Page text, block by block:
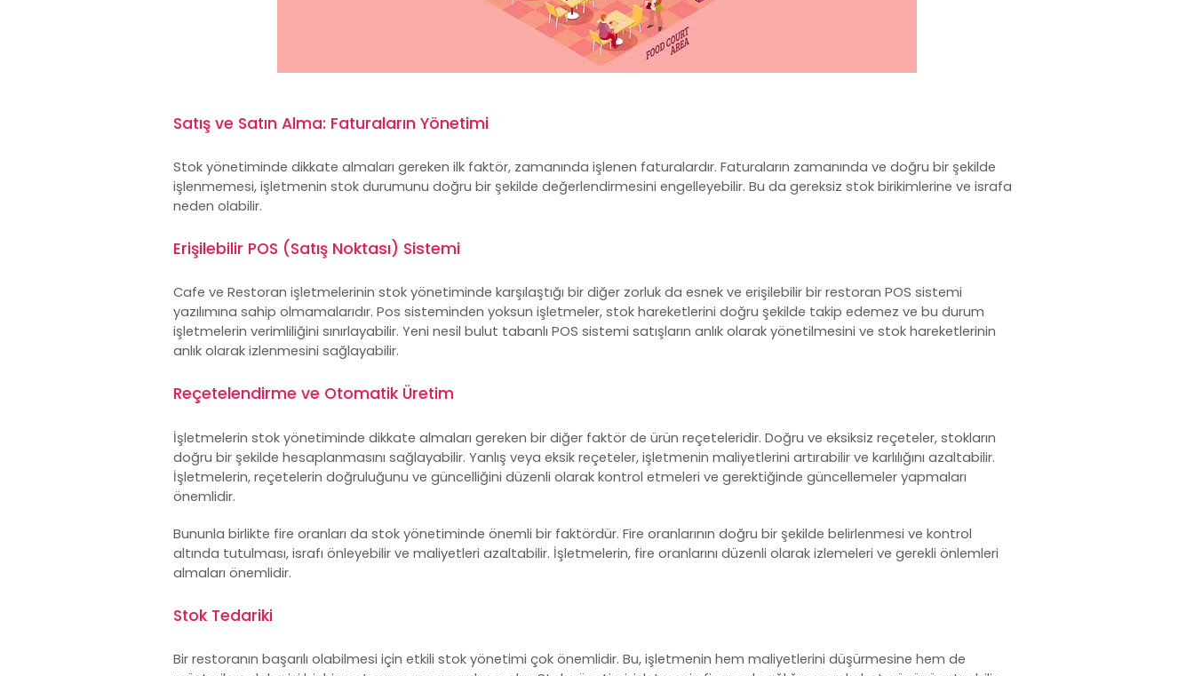
Satış ve Satın Alma: Faturaların Yönetimi
Stok yönetiminde dikkate almaları gereken ilk faktör, zamanında işlenen faturalardır. Faturaların zamanında ve doğru bir şekilde
işlenmemesi, işletmenin stok durumunu doğru bir şekilde değerlendirmesini engelleyebilir. Bu da gereksiz stok birikimlerine ve israfa
neden olabilir.
Erişilebilir POS (Satış Noktası) Sistemi
Cafe ve Restoran işletmelerinin stok yönetiminde karşılaştığı bir diğer zorluk da esnek ve erişilebilir birrestoran POS sistemi
yazılımına sahip olmamalarıdır. Pos sisteminden yoksun işletmeler, stok hareketlerini doğru şekilde takip edemez ve bu durum
işletmelerin verimliliğini sınırlayabilir. Yeni nesil bulut tabanlı POS sistemi satışların anlık olarak yönetilmesini ve stok hareketlerinin
anlık olarak izlenmesini sağlayabilir.
Reçetelendirme ve Otomatik Üretim
İşletmelerin stok yönetiminde dikkate almaları gereken bir diğer faktör de ürün reçeteleridir. Doğru ve eksiksiz reçeteler, stokların
doğru bir şekilde hesaplanmasını sağlayabilir. Yanlış veya eksik reçeteler, işletmenin maliyetlerini artırabilir ve karlılığını azaltabilir.
İşletmelerin, reçetelerin doğruluğunu ve güncelliğini düzenli olarak kontrol etmeleri ve gerektiğinde güncellemeler yapmaları
önemlidir.
Bununla birlikte fire oranları da stok yönetiminde önemli bir faktördür. Fire oranlarının doğru bir şekilde belirlenmesi ve kontrol
altında tutulması, israfı önleyebilir ve maliyetleri azaltabilir. İşletmelerin, fire oranlarını düzenli olarak izlemeleri ve gerekli önlemleri
almaları önemlidir.
Stok Tedariki
Bir restoranın başarılı olabilmesi için etkili stok yönetimi çok önemlidir. Bu, işletmenin hem maliyetlerini düşürmesine hem de